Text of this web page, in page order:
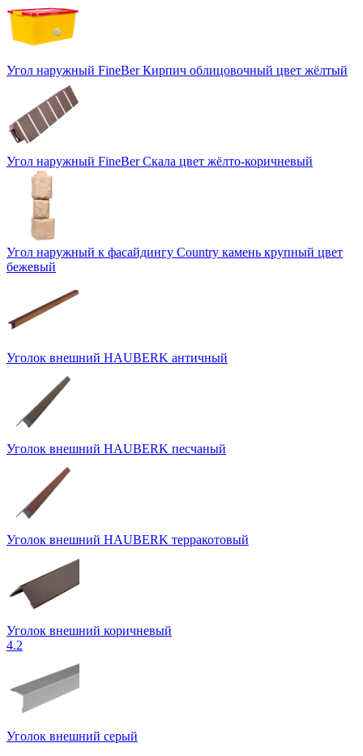
Угол наружный FineBer Кирпич облицовочный цвет жёлтый
Угол наружный FineBer Скала цвет жёлто-коричневый
Угол наружный к фасайдингу Country камень крупный цвет
бежевый
Уголок внешний HAUBERK античный
Уголок внешний HAUBERK песчаный
Уголок внешний HAUBERK терракотовый
Уголок внешний коричневый
4.2
Уголок внешний серый